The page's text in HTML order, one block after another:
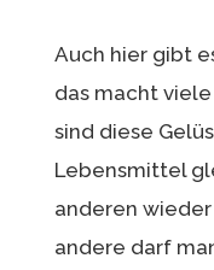
Auch hier gibt
das macht
sind diese
Lebensmittel
anderen
andere darf